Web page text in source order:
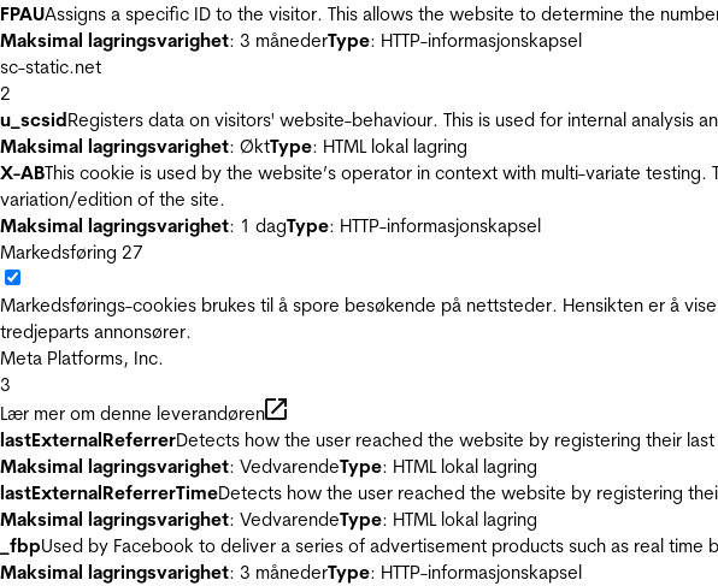
FPAUAssigns a specific ID to the visitor. This allows the website to determine the
Maksimal lagringsvarighet: 3 månederType: HTTP-informasjonskapsel
sc-static.net
2
u_scsidRegisters data on visitors' website-behaviour. This is used for internal analysis
Maksimal lagringsvarighet: ØktType: HTML lokal lagring
X-ABThis cookie is used by the website’s operator in context with multi-variate
variation/edition of the site.
Maksimal lagringsvarighet: 1 dagType: HTTP-informasjonskapsel
Markedsføring 27
Markedsførings-cookies brukes til å spore besøkende på nettsteder. Hensikten er å
tredjeparts annonsører.
Meta Platforms, Inc.
3
Lær mer om denne leverandøren
lastExternalReferrerDetects how the user reached the website by registering their last
Maksimal lagringsvarighet: VedvarendeType: HTML lokal lagring
lastExternalReferrerTimeDetects how the user reached the website by registering
Maksimal lagringsvarighet: VedvarendeType: HTML lokal lagring
_fbpUsed by Facebook to deliver a series of advertisement products such as real time
Maksimal lagringsvarighet: 3 månederType: HTTP-informasjonskapsel